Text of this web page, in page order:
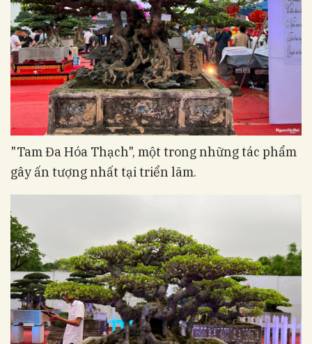
"Tam Đa Hóa Thạch", một trong những tác phẩm
gây ấn tượng nhất tại triển lãm.